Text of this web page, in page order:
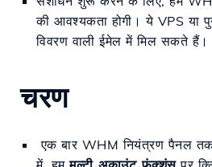
की आवश्यकता होगी। ये VPS या
विवरण वाली ईमेल में मिल सकते हैं।
चरण
एक बार WHM नियंत्रण पैनल